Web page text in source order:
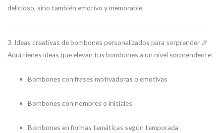
delicioso, sino también emotivo y memorable.
3. Ideas creativas de bombones personalizados para sorprender 🎉
Aquí tienes ideas que elevan tus bombones a un nivel sorprendente:
Bombones con frases motivadoras o emotivas
Bombones con nombres o iniciales
Bombones en formas temáticas según temporada